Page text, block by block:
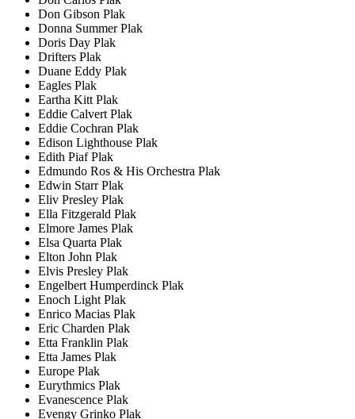
Don Gibson Plak
Donna Summer Plak
Doris Day Plak
Drifters Plak
Duane Eddy Plak
Eagles Plak
Eartha Kitt Plak
Eddie Calvert Plak
Eddie Cochran Plak
Edison Lighthouse Plak
Edith Piaf Plak
Edmundo Ros & His Orchestra Plak
Edwin Starr Plak
Eliv Presley Plak
Ella Fitzgerald Plak
Elmore James Plak
Elsa Quarta Plak
Elton John Plak
Elvis Presley Plak
Engelbert Humperdinck Plak
Enoch Light Plak
Enrico Macias Plak
Eric Charden Plak
Etta Franklin Plak
Etta James Plak
Europe Plak
Eurythmics Plak
Evanescence Plak
Evengy Grinko Plak